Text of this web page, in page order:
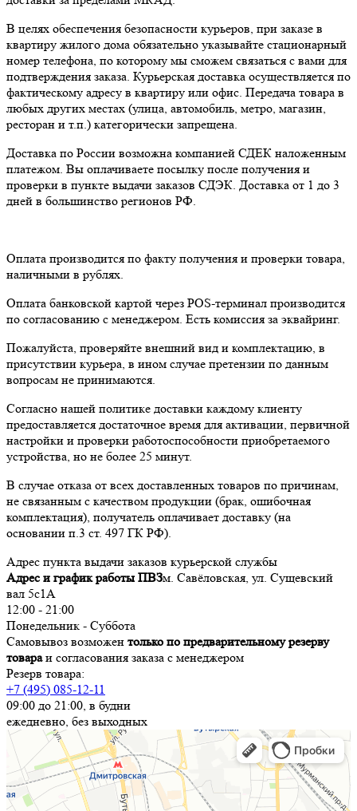
В целях обеспечения безопасности курьеров, при заказе в
квартиру жилого дома обязательно указывайте стационарный
номер телефона, по которому мы сможем связаться с вами для
подтверждения заказа. Курьерская доставка осуществляется по
фактическому адресу в квартиру или офис. Передача товара в
любых других местах (улица, автомобиль, метро, магазин,
ресторан и т.п.) категорически запрещена.
Доставка по России возможна компанией СДЕК наложенным
платежом. Вы оплачиваете посылку после получения и
проверки в пункте выдачи заказов СДЭК. Доставка от 1 до 3
дней в большинство регионов РФ.
Оплата производится по факту получения и проверки товара,
наличными в рублях.
Оплата банковской картой через POS-терминал производится
по согласованию с менеджером. Есть комиссия за эквайринг.
Пожалуйста, проверяйте внешний вид и комплектацию, в
присутствии курьера, в ином случае претензии по данным
вопросам не принимаются.
Согласно нашей политике доставки каждому клиенту
предоставляется достаточное время для активации, первичной
настройки и проверки работоспособности приобретаемого
устройства, но не более 25 минут.
В случае отказа от всех доставленных товаров по причинам,
не связанным с качеством продукции (брак, ошибочная
комплектация), получатель оплачивает доставку (на
основании п.3 ст. 497 ГК РФ).
Адрес пункта выдачи заказов курьерской службы
Адрес и график работы ПВЗм. Савёловская, ул. Сущевский
вал 5с1А
12:00 - 21:00
Понедельник - Суббота
Самовывоз возможен только по предварительному резерву
товараи согласования заказа с менеджером
Резерв товара:
+7 (495) 085-12-11
09:00 до 21:00, в будни
ежедневно, без выходных